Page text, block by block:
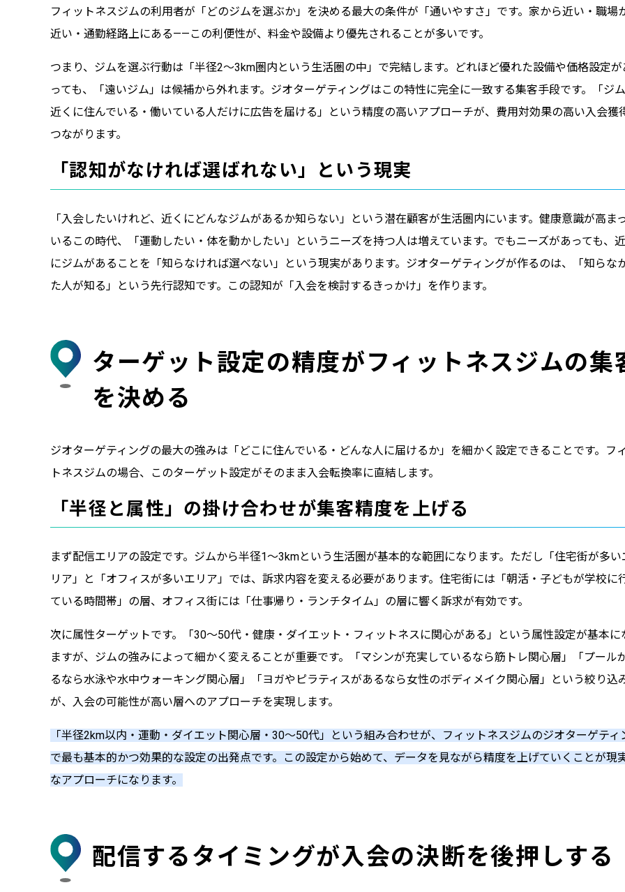
フィットネスジムの利用者が「どのジムを選ぶか」を決める最大の条件が「通いやすさ」です。家から近い・職場
近い・通勤経路上にある——この利便性が、料金や設備より優先されることが多いです。
つまり、ジムを選ぶ行動は「半径2〜3km圏内という生活圏の中」で完結します。どれほど優れた設備や価格設定が
っても、「遠いジム」は候補から外れます。ジオターゲティングはこの特性に完全に一致する集客手段です。「ジ
近くに住んでいる・働いている人だけに広告を届ける」という精度の高いアプローチが、費用対効果の高い入会獲
つながります。
「認知がなければ選ばれない」という現実
「入会したいけれど、近くにどんなジムがあるか知らない」という潜在顧客が生活圏内にいます。健康意識が高ま
いるこの時代、「運動したい・体を動かしたい」というニーズを持つ人は増えています。でもニーズがあっても、
にジムがあることを「知らなければ選べない」という現実があります。ジオターゲティングが作るのは、「知らな
た人が知る」という先行認知です。この認知が「入会を検討するきっかけ」を作ります。
ターゲット設定の精度がフィットネスジムの集
を決める
ジオターゲティングの最大の強みは「どこに住んでいる・どんな人に届けるか」を細かく設定できることです。フ
トネスジムの場合、このターゲット設定がそのまま入会転換率に直結します。
「半径と属性」の掛け合わせが集客精度を上げる
まず配信エリアの設定です。ジムから半径1〜3kmという生活圏が基本的な範囲になります。ただし「住宅街が多い
リア」と「オフィスが多いエリア」では、訴求内容を変える必要があります。住宅街には「朝活・子どもが学校に
ている時間帯」の層、オフィス街には「仕事帰り・ランチタイム」の層に響く訴求が有効です。
次に属性ターゲットです。「30〜50代・健康・ダイエット・フィットネスに関心がある」という属性設定が基本に
ますが、ジムの強みによって細かく変えることが重要です。「マシンが充実しているなら筋トレ関心層」「プール
るなら水泳や水中ウォーキング関心層」「ヨガやピラティスがあるなら女性のボディメイク関心層」という絞り込
が、入会の可能性が高い層へのアプローチを実現します。
「半径2km以内・運動・ダイエット関心層・30〜50代」という組み合わせが、フィットネスジムのジオターゲティ
で最も基本的かつ効果的な設定の出発点です。この設定から始めて、データを見ながら精度を上げていくことが現
なアプローチになります。
配信するタイミングが入会の決断を後押しする